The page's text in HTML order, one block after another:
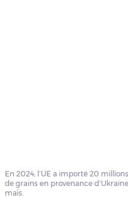
En 2024, l’UE a importé 20
de grains en provenance
maïs.